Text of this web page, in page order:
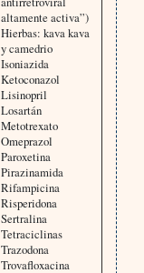
altamente activa”)
Hierbas: kava kava
y camedrio
Isoniazida
Ketoconazol
Lisinopril
Losartán
Metotrexato
Omeprazol
Paroxetina
Pirazinamida
Rifampicina
Risperidona
Sertralina
Tetraciclinas
Trazodona
Trovafloxacina